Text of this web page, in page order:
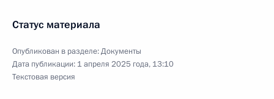
Статус материала
Опубликован в разделе:Документы
Дата публикации: 1 апреля 2025 года, 13:10
Текстовая версия